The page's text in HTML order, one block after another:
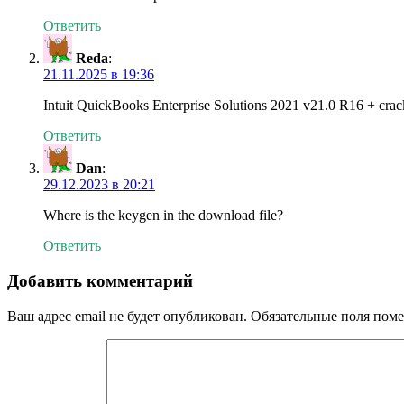
Ответить
Reda:
21.11.2025 в 19:36
Intuit QuickBooks Enterprise Solutions 2021 v21.0 R16 +
Ответить
Dan:
29.12.2023 в 20:21
Where is the keygen in the download file?
Ответить
Добавить комментарий
Ваш адрес email не будет опубликован. Обязательные поля